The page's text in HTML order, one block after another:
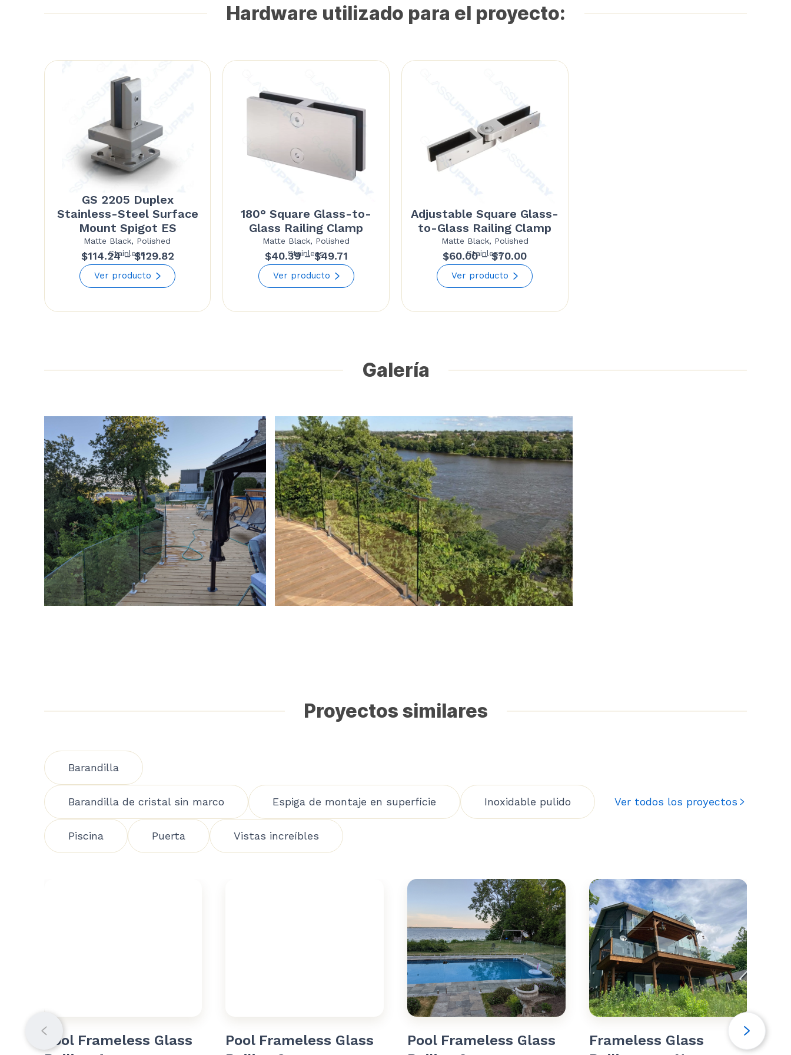
Hardware utilizado para el proyecto:
GS 2205 Duplex
Stainless-Steel Surface
Mount Spigot ES
Matte Black, Polished
Stainless
$114.24 – $129.82Price
range:
through
Ver producto
180° Square Glass-to-
Glass Railing Clamp
Matte Black, Polished
Stainless
$40.39 – $49.71Price
range:
$40.39
through
Ver producto
Adjustable Square Glass-
to-Glass Railing Clamp
Matte Black, Polished
Stainless
$60.00 – $70.00Price
range:
$60.00
through
Ver producto
Galería
Proyectos similares
Barandilla
Barandilla de cristal sin marco Espiga de montaje en superficie Inoxidable pulido
Piscina Puerta Vistas increíbles
Ver todos los proyectos
Pool Frameless Glass
Pool Frameless Glass
Pool Frameless Glass
Frameless Glass